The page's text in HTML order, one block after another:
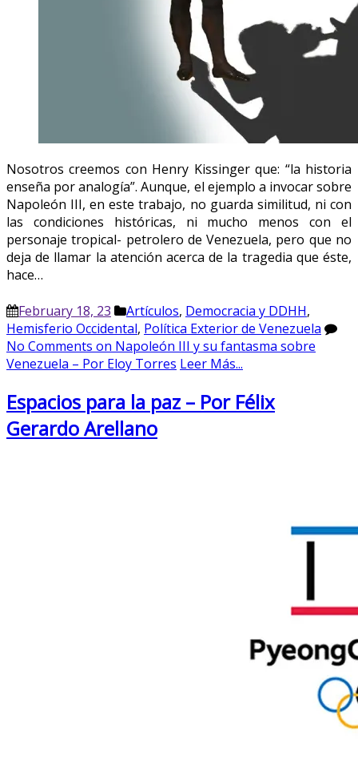
Nosotros creemos con Henry Kissinger que: “la historia
enseña por analogía”. Aunque, el ejemplo a invocar sobre
Napoleón III, en este trabajo, no guarda similitud, ni con
las condiciones históricas, ni mucho menos con el
personaje tropical- petrolero de Venezuela, pero que no
deja de llamar la atención acerca de la tragedia que éste,
hace…
February 18, 23 Artículos, Democracia y DDHH,
Hemisferio Occidental, Política Exterior de Venezuela
No Comments on Napoleón III y su fantasma sobre
Venezuela – Por Eloy Torres Leer Más...
Espacios para la paz – Por Félix
Gerardo Arellano